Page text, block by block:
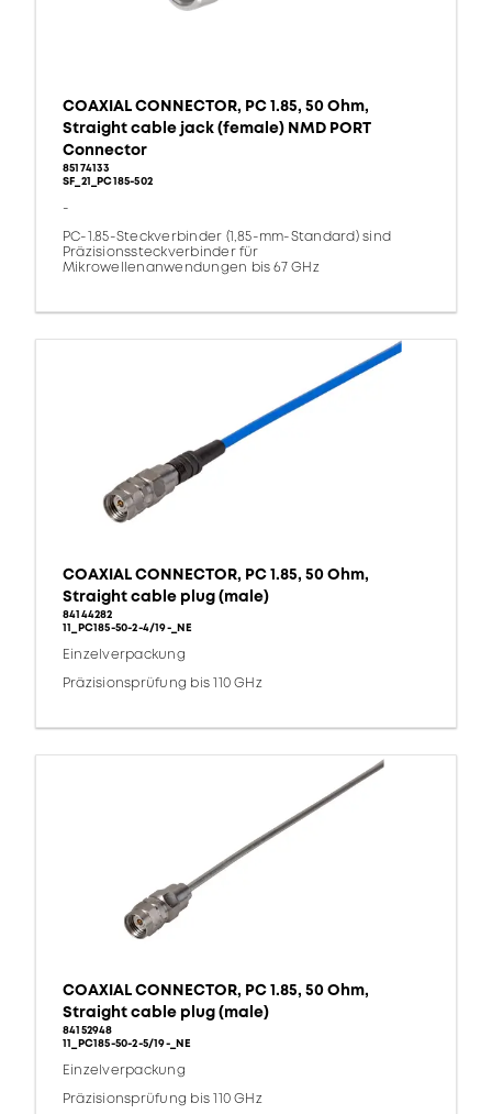
COAXIAL CONNECTOR, PC 1.85, 50 Ohm,
Straight cable jack (female) NMD PORT
Connector
85174133
SF_21_PC185-502
-
PC-1.85-Steckverbinder (1,85-mm-Standard) sind
Präzisionssteckverbinder für
Mikrowellenanwendungen bis 67 GHz
COAXIAL CONNECTOR, PC 1.85, 50 Ohm,
Straight cable plug (male)
84144282
11_PC185-50-2-4/19-_NE
Einzelverpackung
Präzisionsprüfung bis 110 GHz
COAXIAL CONNECTOR, PC 1.85, 50 Ohm,
Straight cable plug (male)
84152948
11_PC185-50-2-5/19-_NE
Einzelverpackung
Präzisionsprüfung bis 110 GHz